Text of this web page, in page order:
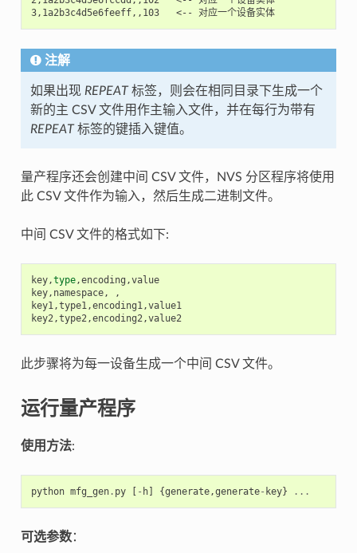
3,1a2b3c4d5e6feeff,,103   <-- 对应一个设备实体
注解
如果出现 REPEAT标签，则会在相同目录下生成一个
新的主 CSV 文件用作主输入文件，并在每行为带有
REPEAT标签的键插入键值。
量产程序还会创建中间 CSV 文件，NVS 分区程序将使用
此 CSV 文件作为输入，然后生成二进制文件。
中间 CSV 文件的格式如下:
key,type,encoding ,value
key, namespace,
,
key1,type1,encoding1,value1
key2,type2,encoding2,value2
此步骤将为每一设备生成一个中间 CSV 文件。
运行量产程序
使用方法:
python mfg_gen. py [ - h] {generate,generate- key} ...
可选参数：